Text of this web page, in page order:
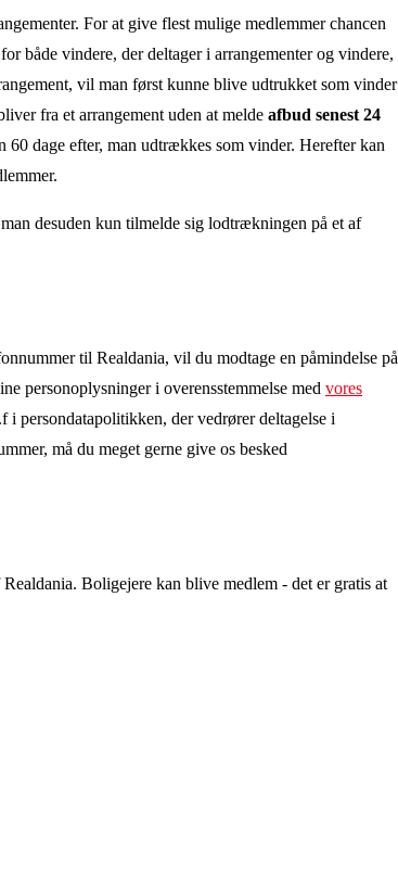
For at give flest mulige medlemmer chancen
både vindere, der deltager i arrangementer og vindere,
vil man først kunne blive udtrukket som vinder
fra et arrangement uden at melde afbud senest 24
dage efter, man udtrækkes som vinder. Herefter kan
desuden kun tilmelde sig lodtrækningen på et af
til Realdania, vil du modtage en påmindelse på
personoplysninger i overensstemmelse med vores
persondatapolitikken, der vedrører deltagelse i
må du meget gerne give os besked
Boligejere kan blive medlem - det er gratis at